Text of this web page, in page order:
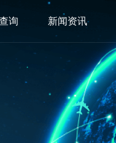
询 新闻资讯